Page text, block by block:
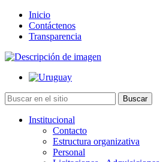
Inicio
Contáctenos
Transparencia
Institucional
Contacto
Estructura organizativa
Personal